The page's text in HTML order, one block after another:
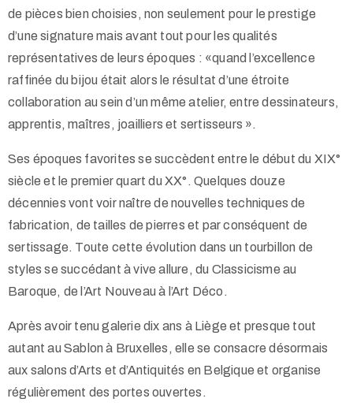
de pièces bien choisies, non seulement pour le prestige
d’une signature mais avant tout pour les qualités
représentatives de leurs époques : «quand l’excellence
raffinée du bijou était alors le résultat d’une étroite
collaboration au sein d’un même atelier, entre dessinateurs,
apprentis, maîtres, joailliers et sertisseurs ».
Ses époques favorites se succèdent entre le début du XIX°
siècle et le premier quart du XX°. Quelques douze
décennies vont voir naître de nouvelles techniques de
fabrication, de tailles de pierres et par conséquent de
sertissage. Toute cette évolution dans un tourbillon de
styles se succédant à vive allure, du Classicisme au
Baroque, de l’Art Nouveau à l’Art Déco.
Après avoir tenu galerie dix ans à Liège et presque tout
autant au Sablon à Bruxelles, elle se consacre désormais
aux salons d’Arts et d’Antiquités en Belgique et organise
régulièrement des portes ouvertes.